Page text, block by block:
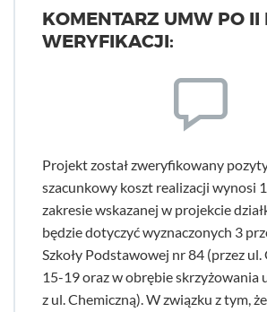
KOMENTARZ UMW PO II
WERYFIKACJI:
Projekt został zweryfikowany
szacunkowy koszt realizacji wynosi
zakresie wskazanej w projekcie
będzie dotyczyć wyznaczonych 3
Szkoły Podstawowej nr 84 (przez
15-19 oraz w obrębie skrzyżowania
z ul. Chemiczną). W związku z tym,